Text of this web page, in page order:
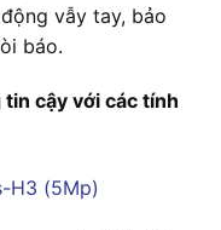
vẫy tay, bảo
báo.
cậy với các tính